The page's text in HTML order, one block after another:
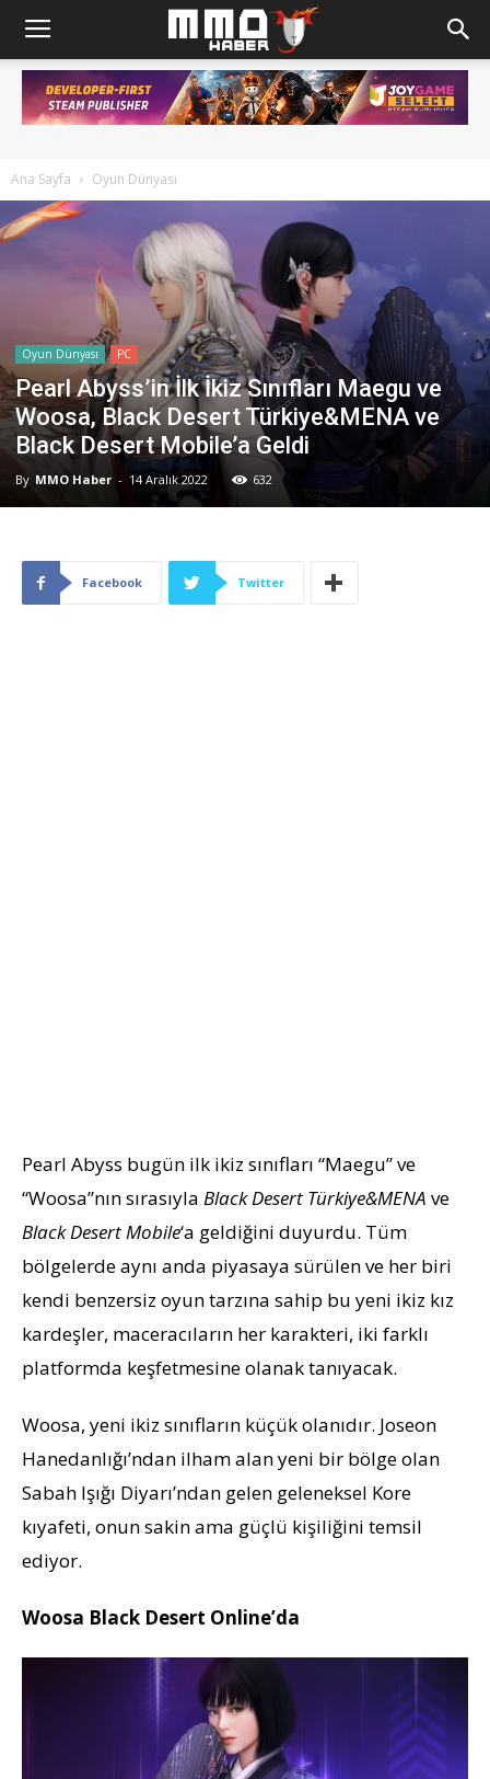
Ana Sayfa Oyun Dünyası
Oyun Dünyası PC
Pearl Abyss’in İlk İkiz Sınıfları Maegu ve
Woosa, Black Desert Türkiye&MENA ve
Black Desert Mobile’a Geldi
By MMO Haber - 14 Aralık 2022 632
Facebook Twitter
Pearl Abyss bugün ilk ikiz sınıfları “Maegu” ve
“Woosa”nın sırasıyla Black Desert Türkiye&MENA ve
Black Desert Mobile‘a geldiğini duyurdu. Tüm
bölgelerde aynı anda piyasaya sürülen ve her biri
kendi benzersiz oyun tarzına sahip bu yeni ikiz kız
kardeşler, maceracıların her karakteri, iki farklı
platformda keşfetmesine olanak tanıyacak.
Woosa, yeni ikiz sınıfların küçük olanıdır. Joseon
Hanedanlığı’ndan ilham alan yeni bir bölge olan
Sabah Işığı Diyarı’ndan gelen geleneksel Kore
kıyafeti, onun sakin ama güçlü kişiliğini temsil
ediyor.
Woosa Black Desert Online’da